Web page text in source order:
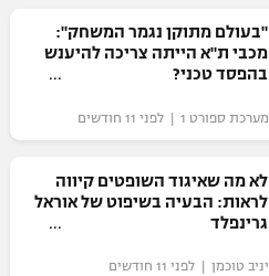
"בעולם מתוקן נגמר המשחק":
מכבי ת"א הייתה צריכה להיענש
בהפסד טכני?
מערכת ספורט 1 | לפני 11 חודשים
לא מה שאיגוד השופטים קיווה
לראות: הבעיה בשיפוט של אוראל
גרינפלד
יניב טוכמן | לפני 11 חודשים